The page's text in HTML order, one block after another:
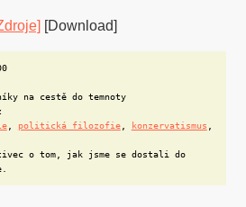
[Download]
na cestě do temnoty
, politická filozofie, konzervatismus
o tom, jak jsme se dostali do